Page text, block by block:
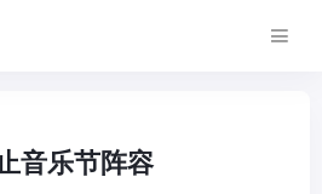
音乐节阵容